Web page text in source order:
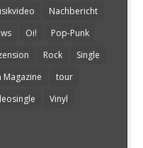
Nachbericht
Oi!
Pop-Punk
Rock
Single
Magazine
tour
Vinyl